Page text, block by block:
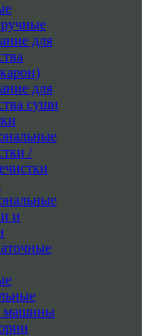
для
для
суши
/
и
машины